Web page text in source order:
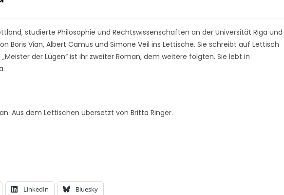
studierte Philosophie und Rechtswissenschaften an der Universität Riga und
Boris Vian, Albert Camus und Simone Veil ins Lettische. Sie schreibt auf Lettisch
„Meister der Lügen“ ist ihr zweiter Roman, dem weitere folgten. Sie lebt in
Aus dem Lettischen übersetzt von Britta Ringer.
LinkedIn Bluesky